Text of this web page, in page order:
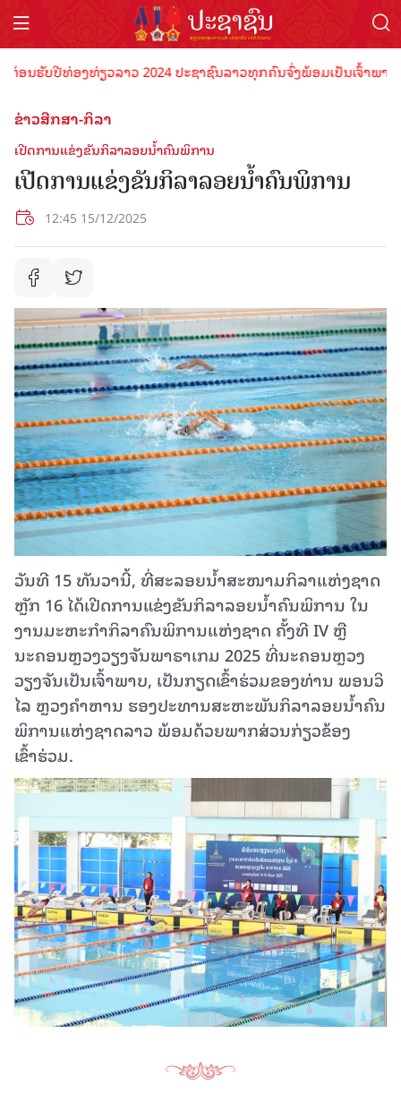
ຮັບປີທ່ອງທ່ຽວລາວ 2024 ປະຊາຊົນລາວທຸກຄົນຈົ່ງພ້ອມເປັນເຈົ້າພາບທີ່
ຂ່າວສືກສາ-ກິລາ
ເປີດການແຂ່ງຂັນກິລາລອຍນໍ້າຄົນພິການ
ເປີດການແຂ່ງຂັນກິລາລອຍນໍ້າຄົນພິການ
12:45 15/12/2025
ວັນທີ 15 ທັນວານີ້, ທີ່ສະລອຍນໍ້າສະໜາມກິລາແຫ່ງຊາດ
ຫຼັກ 16 ໄດ້ເປີດການແຂ່ງຂັນກິລາລອຍນໍ້າຄົນພິການ ໃນ
ງານມະຫະກໍາກິລາຄົນພິການແຫ່ງຊາດ ຄັ້ງທີ IV ຫຼື
ນະຄອນຫຼວງວຽງຈັນພາຣາເກມ 2025 ທີ່ນະຄອນຫຼວງ
ວຽງຈັນເປັນເຈົ້າພາບ, ເປັນກຽດເຂົ້າຮ່ວມຂອງທ່ານ ພອນວິ
ໄລ ຫຼວງຄໍາຫານ ຮອງປະທານສະຫະພັນກິລາລອຍນໍ້າຄົນ
ພິການແຫ່ງຊາດລາວ ພ້ອມດ້ວຍພາກສ່ວນກ່ຽວຂ້ອງ
ເຂົ້າຮ່ວມ.